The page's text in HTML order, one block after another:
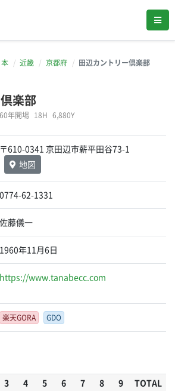
本 近畿 京都府 田辺カントリー倶楽部
楽部
年開場 18H 6,880Y
〒610-0341 京田辺市薪平田谷73-1
地図
0774-62-1331
佐藤儀一
1960年11月6日
https://www.tanabecc.com
楽天GORA GDO
3 4 5 6 7 8 9
TOTAL